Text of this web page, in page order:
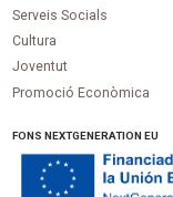
Serveis Socials
Cultura
Joventut
Promoció Econòmica
FONS NEXTGENERATION EU